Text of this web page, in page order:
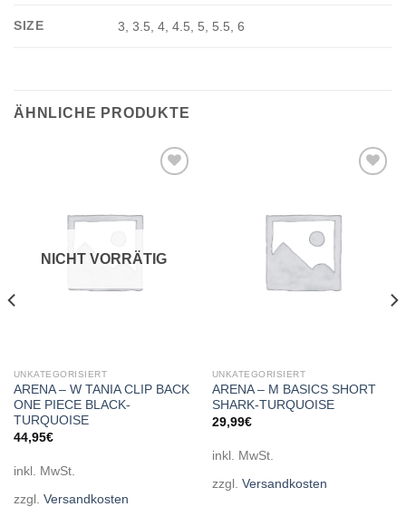
SIZE 3, 3.5, 4, 4.5, 5, 5.5, 6
ÄHNLICHE PRODUKTE
NICHT VORRÄTIG
UNKATEGORISIERT
ARENA – W TANIA CLIP BACK
ONE PIECE BLACK-
TURQUOISE
44,95€
inkl. MwSt.
zzgl. Versandkosten
UNKATEGORISIERT
ARENA – M BASICS SHORT
SHARK-TURQUOISE
29,99€
inkl. MwSt.
zzgl. Versandkosten